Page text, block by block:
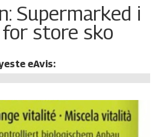
Supermarked i
store sko
eAvis: